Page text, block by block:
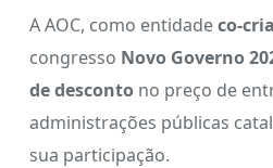
A AOC, como entidadeco-
congresso Novo Governo
de desconto no preço de
administrações públicas
sua participação.